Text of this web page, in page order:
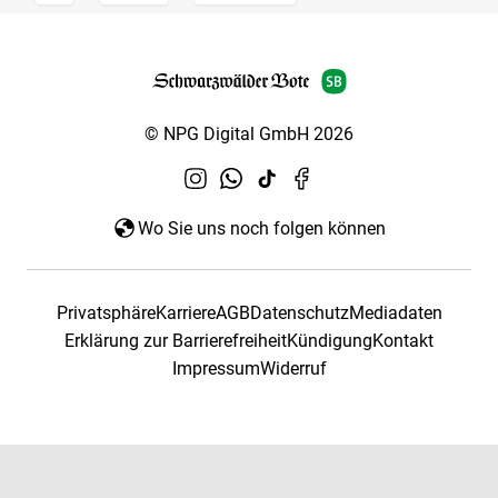
© NPG Digital GmbH 2026
Wo Sie uns noch folgen können
PrivatsphäreKarriereAGBDatenschutzMediadaten
Erklärung zur BarrierefreiheitKündigungKontakt
ImpressumWiderruf